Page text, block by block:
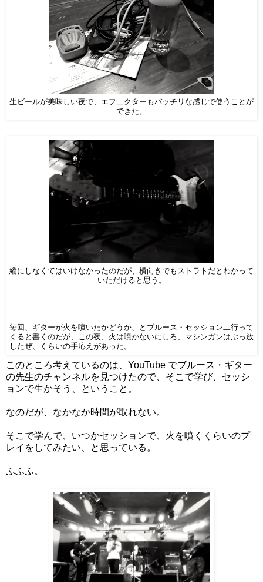
生ビールが美味しい夜で、エフェクターもバッチリな感じで使うことが
できた。
縦にしなくてはいけなかったのだが、横向きでもストラトだとわかって
いただけると思う。
毎回、ギターが火を噴いたかどうか、とブルース・セッション二行って
くると書くのだが、この夜、火は噴かないにしろ、マシンガンはぶっ放
したぜ、くらいの手応えがあった。
このところ考えているのは、YouTube でブルース・ギター
の先生のチャンネルを見つけたので、そこで学び、セッシ
ョンで生かそう、ということ。
なのだが、なかなか時間が取れない。
そこで学んで、いつかセッションで、火を噴くくらいのプ
レイをしてみたい、と思っている。
ふふふ。